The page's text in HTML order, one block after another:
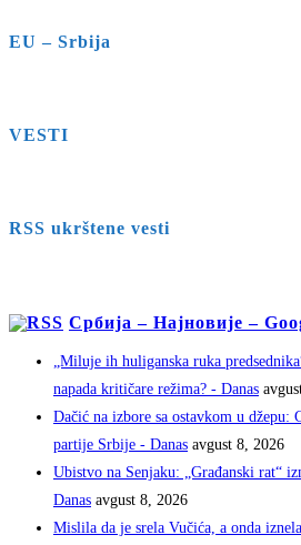
EU – Srbija
VESTI
RSS ukrštene vesti
Србија – Најновије –
„Miluje ih huliganska ruka
napada kritičare režima? - Danas
Dačić na izbore sa ostavkom u džepu:
partije Srbije - Danas avgust 8, 2026
Ubistvo na Senjaku: „Građanski rat“
Danas avgust 8, 2026
Mislila da je srela Vučića, a onda